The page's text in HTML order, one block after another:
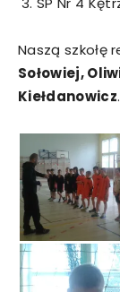
Naszą szkołę
Sołowiej,
Kiełdanowicz.